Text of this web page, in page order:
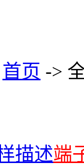
首页 ->
描述端